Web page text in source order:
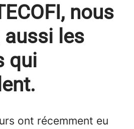
nous
les
qui
ont récemment eu